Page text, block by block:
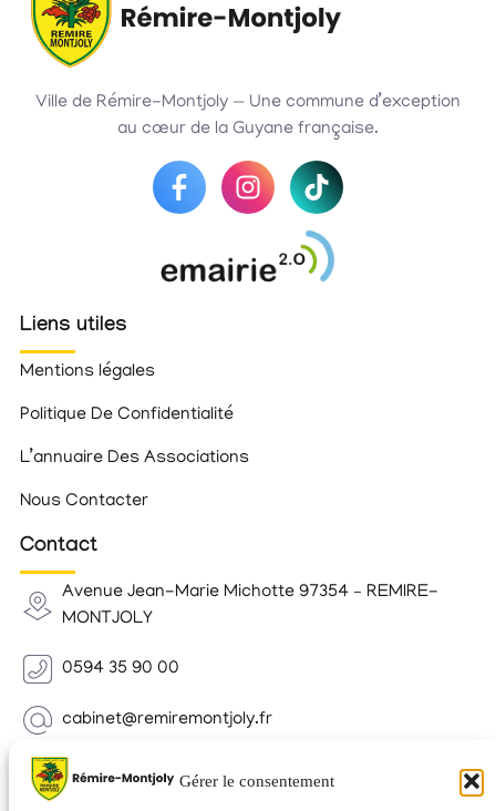
Gérer le consentement
Ville de Rémire-Montjoly — Une commune d’exception
au cœur de la Guyane française.
Liens utiles
Mentions légales
Politique De Confidentialité
L’annuaire Des Associations
Nous Contacter
Contact
Avenue Jean-Marie Michotte 97354 – REMIRE-
MONTJOLY
0594 35 90 00
cabinet@remiremontjoly.fr
Newsletter